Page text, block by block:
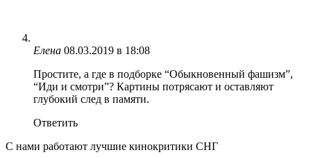
Елена 08.03.2019 в 18:08
Простите, а где в подборке “Обыкновенный фашизм”,
“Иди и смотри”? Картины потрясают и оставляют
глубокий след в памяти.
Ответить
С нами работают лучшие кинокритики СНГ